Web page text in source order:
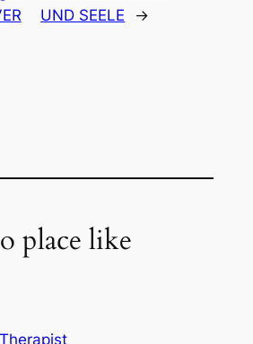
UND SEELE
→
place like